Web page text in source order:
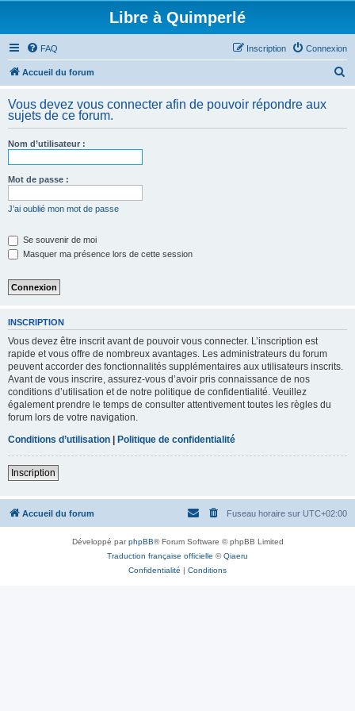
Libre à Quimperlé
FAQ Connexion
Inscription
Accueil du forum
h
Vous devez vous connecter afin de pouvoir répondre aux
sujets de ce forum.
Nom d’utilisateur :
Mot de passe :
J’ai oublié mon mot de passe
Se souvenir de moi
Masquer ma présence lors de cette session
INSCRIPTION
Vous devez être inscrit avant de pouvoir vous connecter. L’inscription est
rapide et vous offre de nombreux avantages. Les administrateurs du forum
peuvent accorder des fonctionnalités supplémentaires aux utilisateurs inscrits.
Avant de vous inscrire, assurez-vous d’avoir pris connaissance de nos
conditions d’utilisation et de notre politique de confidentialité. Veuillez
également prendre le temps de consulter attentivement toutes les règles du
forum lors de votre navigation.
Conditions d’utilisation | Politique de confidentialité
Inscription
Accueil du forum Fuseau horaire sur UTC+02:00
Développé parphpBB® Forum Software © phpBB Limited
Traduction française officielle ©Qiaeru
Confidentialité | Conditions